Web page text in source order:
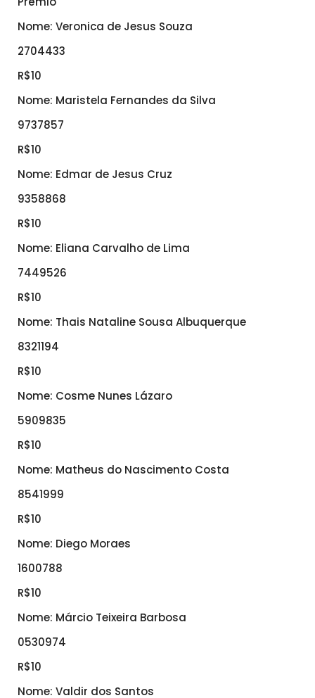
Nome: Veronica de Jesus Souza
2704433
R$10
Nome: Maristela Fernandes da Silva
9737857
R$10
Nome: Edmar de Jesus Cruz
9358868
R$10
Nome: Eliana Carvalho de Lima
7449526
R$10
Nome: Thais Nataline Sousa Albuquerque
8321194
R$10
Nome: Cosme Nunes Lázaro
5909835
R$10
Nome: Matheus do Nascimento Costa
8541999
R$10
Nome: Diego Moraes
1600788
R$10
Nome: Márcio Teixeira Barbosa
0530974
R$10
Nome: Valdir dos Santos